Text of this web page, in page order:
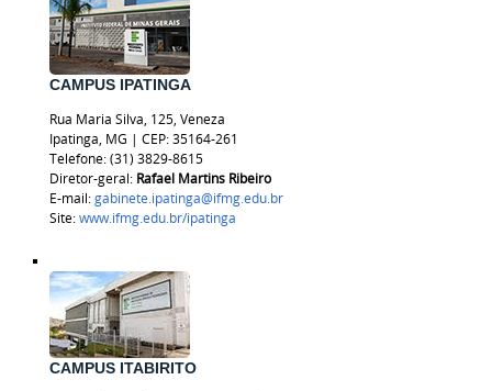
CAMPUS IPATINGA
Rua Maria Silva, 125, Veneza
Ipatinga, MG | CEP: 35164-261
Telefone: (31) 3829-8615
Diretor-geral: Rafael Martins Ribeiro
E-mail:gabinete.ipatinga@ifmg.edu.br
Site:www.ifmg.edu.br/ipatinga
CAMPUS ITABIRITO